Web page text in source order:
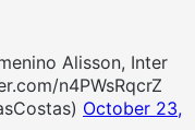
Alisson, Inter
n4PWsRqcrZ
October 23,